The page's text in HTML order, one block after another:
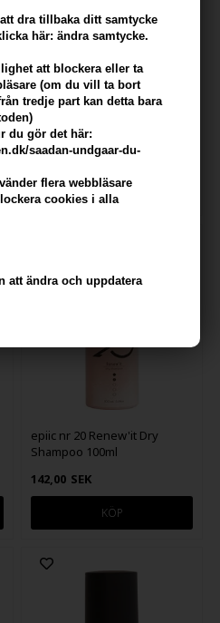
dra tillbaka ditt samtycke
här: ändra samtycke.
att blockera eller ta
(om du vill ta bort
tredje part kan detta bara
du gör det här:
saadan-undgaar-du-
flera webbläsare
cookies i alla
att ändra och uppdatera
epiic nr 18 Smooth'it Leave-in
Lotion 150ml
324,00 SEK
epiic nr 20 Renew'it Dry
Shampoo 100ml
142,00 SEK